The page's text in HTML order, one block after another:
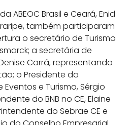
ABEOC Brasil e Ceará, Enid
também participaram
o secretário de Turismo
a secretária de
Carrá, representando
o Presidente da
e Turismo, Sérgio
do BNB no CE, Elaine
do Sebrae CE e